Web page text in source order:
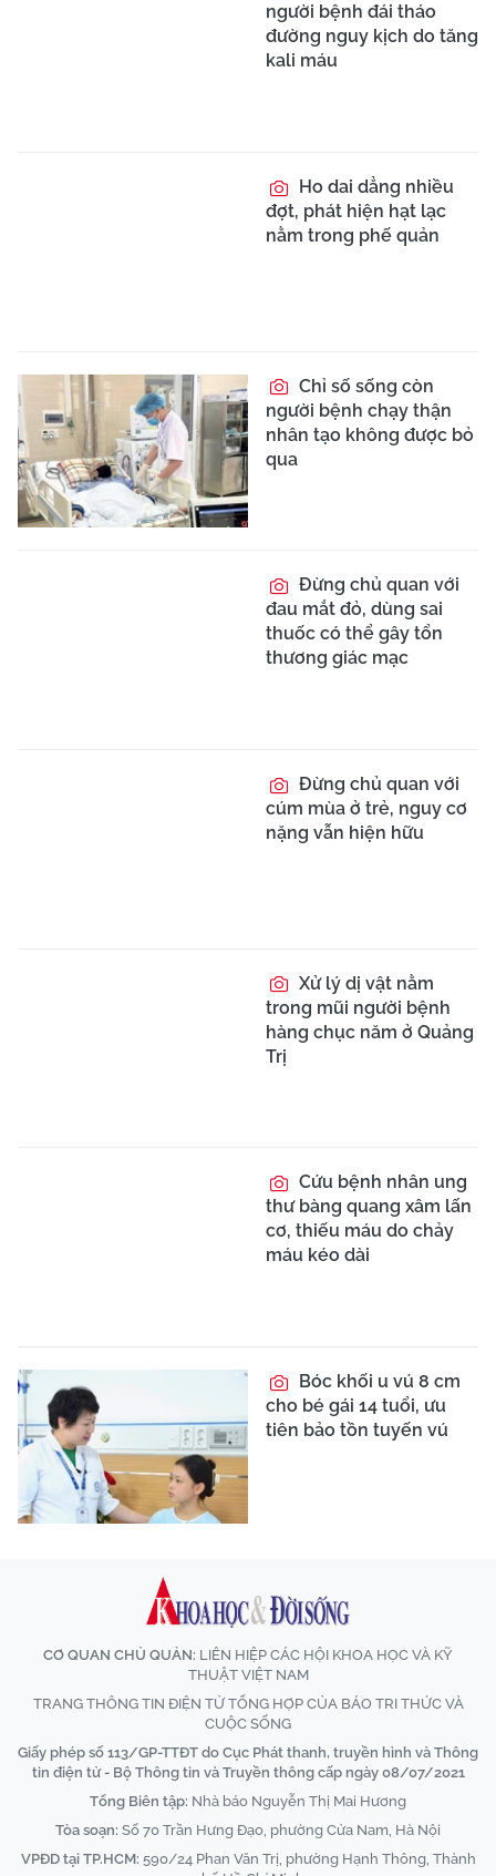
người bệnh đái tháo
đường nguy kịch do tăng
kali máu
Ho dai dẳng nhiều
đợt, phát hiện hạt lạc
nằm trong phế quản
Chỉ số sống còn
người bệnh chạy thận
nhân tạo không được bỏ
qua
Đừng chủ quan với
đau mắt đỏ, dùng sai
thuốc có thể gây tổn
thương giác mạc
Đừng chủ quan với
cúm mùa ở trẻ, nguy cơ
nặng vẫn hiện hữu
Xử lý dị vật nằm
trong mũi người bệnh
hàng chục năm ở Quảng
Trị
Cứu bệnh nhân ung
thư bàng quang xâm lấn
cơ, thiếu máu do chảy
máu kéo dài
Bóc khối u vú 8 cm
cho bé gái 14 tuổi, ưu
tiên bảo tồn tuyến vú
CƠ QUAN CHỦ QUẢN: LIÊN HIỆP CÁC HỘI KHOA HỌC VÀ KỸ
THUẬT VIỆT NAM
TRANG THÔNG TIN ĐIỆN TỬ TỔNG HỢP CỦA BÁO TRI THỨC VÀ
CUỘC SỐNG
Giấy phép số 113/GP-TTĐT do Cục Phát thanh, truyền hình và Thông
tin điện tử - Bộ Thông tin và Truyền thông cấp ngày 08/07/2021
Tổng Biên tập: Nhà báo Nguyễn Thị Mai Hương
Tòa soạn: Số 70 Trần Hưng Đạo, phường Cửa Nam, Hà Nội
VPĐD tại TP.HCM: 590/24 Phan Văn Trị, phường Hạnh Thông, Thành